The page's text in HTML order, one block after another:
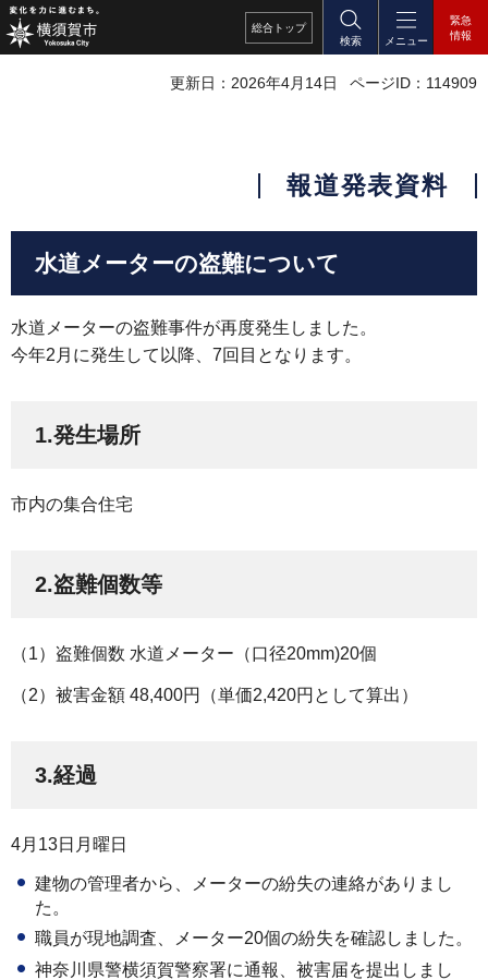
総合 トップ
検索
メニュー
緊急
情報
更新日：2026年4月14日 ページID：114909
報道発表資料
水道メーターの盗難について
水道メーターの盗難事件が再度発生しました。
今年2月に発生して以降、7回目となります。
1.発生場所
市内の集合住宅
2.盗難個数等
（1）盗難個数 水道メーター（口径20mm)20個
（2）被害金額 48,400円（単価2,420円として算出）
3.経過
4月13日月曜日
建物の管理者から、メーターの紛失の連絡がありまし
た。
職員が現地調査、メーター20個の紛失を確認しました。
神奈川県警横須賀警察署に通報、被害届を提出しまし